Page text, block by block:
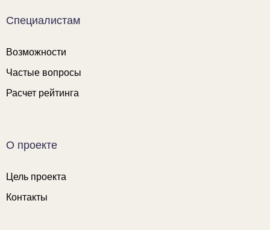
Специалистам
Возможности
Частые вопросы
Расчет рейтинга
О проекте
Цель проекта
Контакты